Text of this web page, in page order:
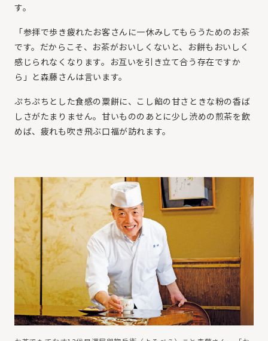
す。
「参拝で歩き疲れたお客さんに一休みしてもらうためのお茶
です。だからこそ、お茶がおいしくないと、お餅もおいしく
感じられなくなります。お互いを引き立て合う存在ですか
ら」と森藤さんは言います。
ぷちぷちとした食感の粟餅に、こし餡の甘さときな粉の香ば
しさがたまりません。甘いもののあとに少し渋めの煎茶を飲
めば、疲れも吹き飛ぶ口福が訪れます。